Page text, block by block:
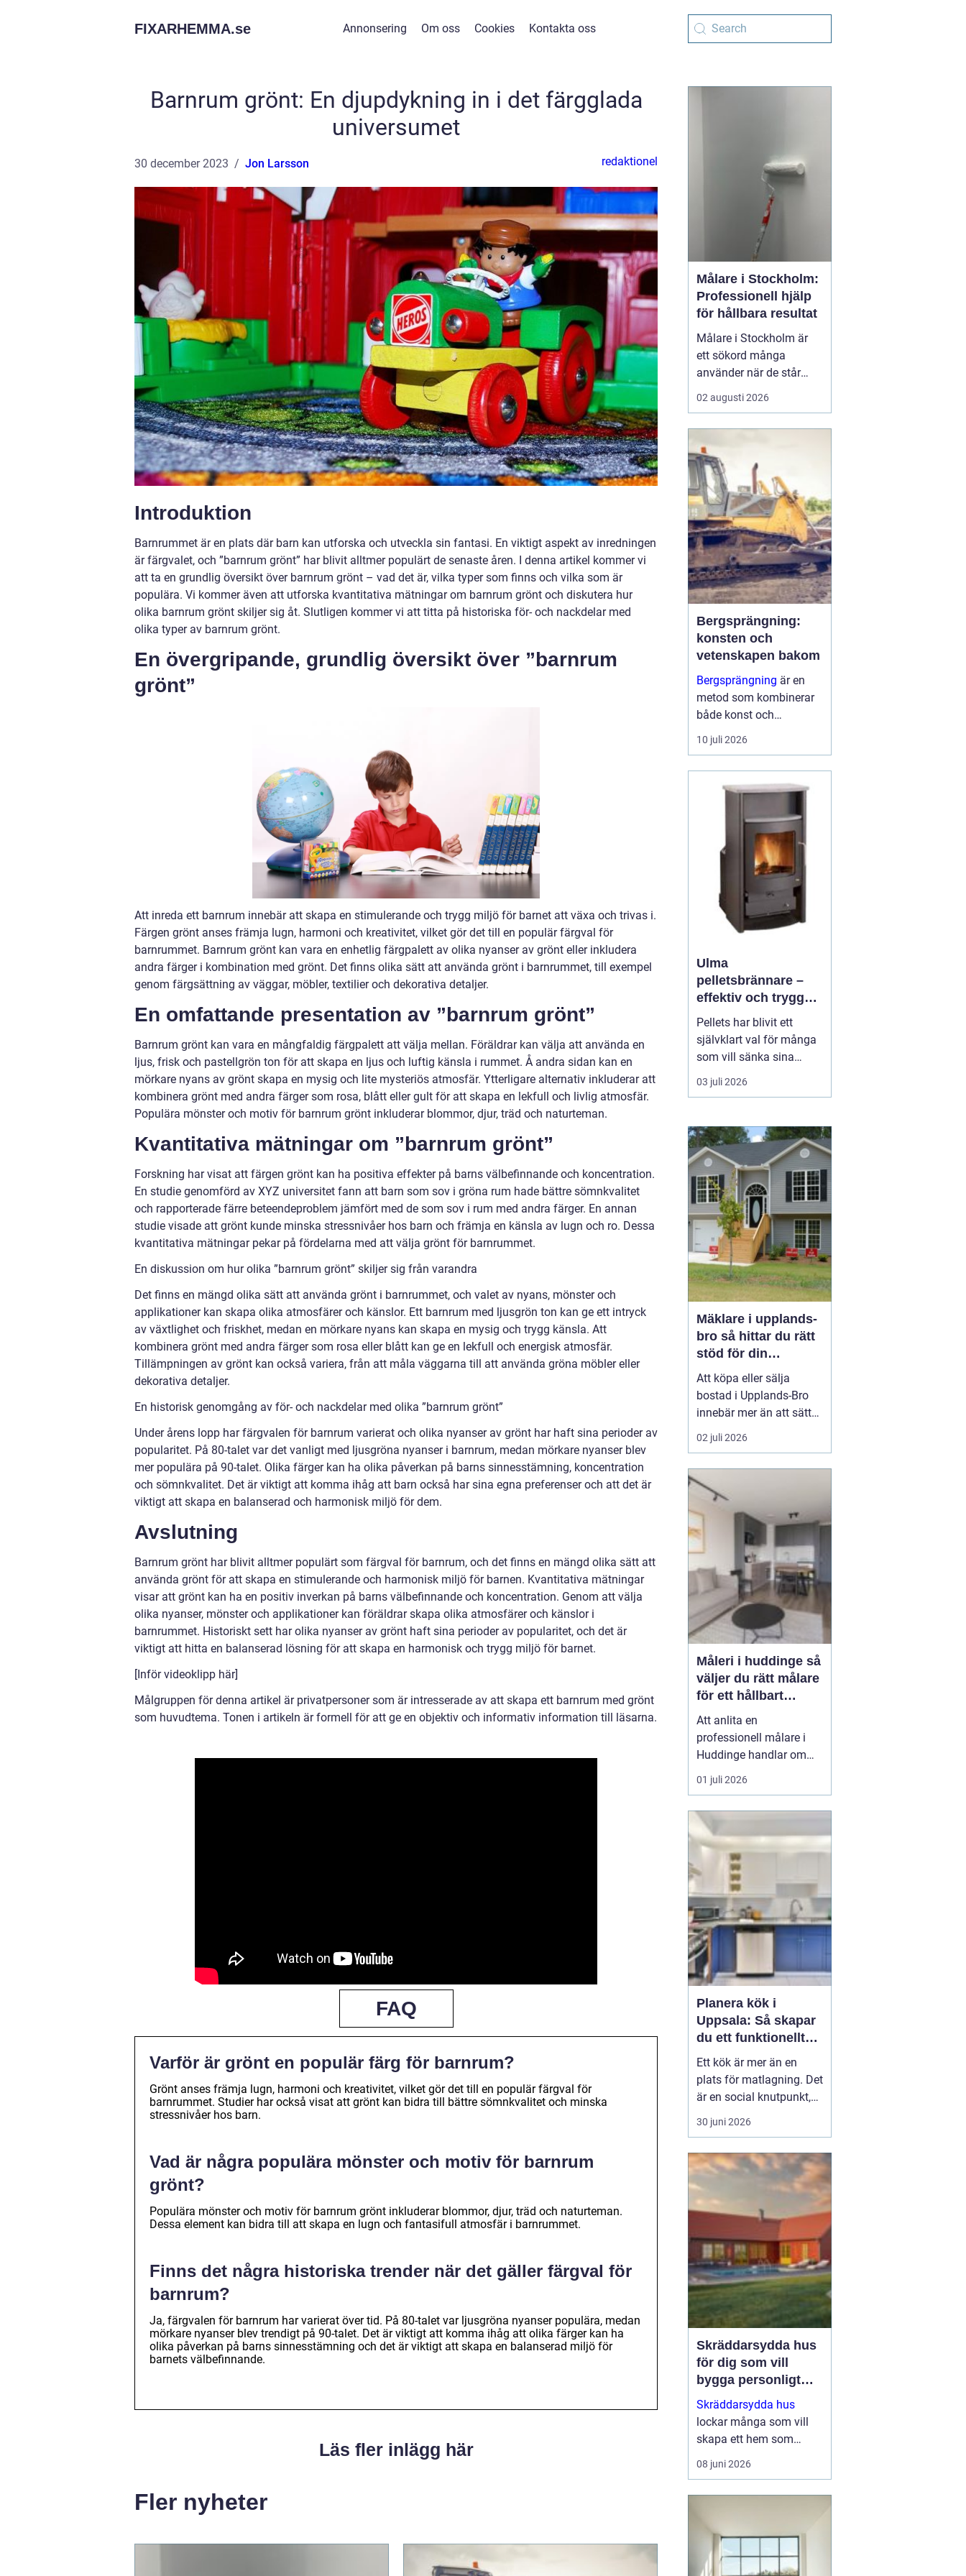
FIXARHEMMA.se Annonsering Om oss Cookies Kontakta oss
Barnrum grönt: En djupdykning in i det färgglada
universumet
30 december 2023 Jon Larsson redaktionel
Introduktion
Barnrummet är en plats där barn kan utforska och utveckla sin fantasi. En viktigt aspekt av inredningen
är färgvalet, och ”barnrum grönt” har blivit alltmer populärt de senaste åren. I denna artikel kommer vi
att ta en grundlig översikt över barnrum grönt – vad det är, vilka typer som finns och vilka som är
populära. Vi kommer även att utforska kvantitativa mätningar om barnrum grönt och diskutera hur
olika barnrum grönt skiljer sig åt. Slutligen kommer vi att titta på historiska för- och nackdelar med
olika typer av barnrum grönt.
En övergripande, grundlig översikt över ”barnrum
grönt”
Att inreda ett barnrum innebär att skapa en stimulerande och trygg miljö för barnet att växa och trivas i.
Färgen grönt anses främja lugn, harmoni och kreativitet, vilket gör det till en populär färgval för
barnrummet. Barnrum grönt kan vara en enhetlig färgpalett av olika nyanser av grönt eller inkludera
andra färger i kombination med grönt. Det finns olika sätt att använda grönt i barnrummet, till exempel
genom färgsättning av väggar, möbler, textilier och dekorativa detaljer.
En omfattande presentation av ”barnrum grönt”
Barnrum grönt kan vara en mångfaldig färgpalett att välja mellan. Föräldrar kan välja att använda en
ljus, frisk och pastellgrön ton för att skapa en ljus och luftig känsla i rummet. Å andra sidan kan en
mörkare nyans av grönt skapa en mysig och lite mysteriös atmosfär. Ytterligare alternativ inkluderar att
kombinera grönt med andra färger som rosa, blått eller gult för att skapa en lekfull och livlig atmosfär.
Populära mönster och motiv för barnrum grönt inkluderar blommor, djur, träd och naturteman.
Kvantitativa mätningar om ”barnrum grönt”
Forskning har visat att färgen grönt kan ha positiva effekter på barns välbefinnande och koncentration.
En studie genomförd av XYZ universitet fann att barn som sov i gröna rum hade bättre sömnkvalitet
och rapporterade färre beteendeproblem jämfört med de som sov i rum med andra färger. En annan
studie visade att grönt kunde minska stressnivåer hos barn och främja en känsla av lugn och ro. Dessa
kvantitativa mätningar pekar på fördelarna med att välja grönt för barnrummet.
En diskussion om hur olika ”barnrum grönt” skiljer sig från varandra
Det finns en mängd olika sätt att använda grönt i barnrummet, och valet av nyans, mönster och
applikationer kan skapa olika atmosfärer och känslor. Ett barnrum med ljusgrön ton kan ge ett intryck
av växtlighet och friskhet, medan en mörkare nyans kan skapa en mysig och trygg känsla. Att
kombinera grönt med andra färger som rosa eller blått kan ge en lekfull och energisk atmosfär.
Tillämpningen av grönt kan också variera, från att måla väggarna till att använda gröna möbler eller
dekorativa detaljer.
En historisk genomgång av för- och nackdelar med olika ”barnrum grönt”
Under årens lopp har färgvalen för barnrum varierat och olika nyanser av grönt har haft sina perioder av
popularitet. På 80-talet var det vanligt med ljusgröna nyanser i barnrum, medan mörkare nyanser blev
mer populära på 90-talet. Olika färger kan ha olika påverkan på barns sinnesstämning, koncentration
och sömnkvalitet. Det är viktigt att komma ihåg att barn också har sina egna preferenser och att det är
viktigt att skapa en balanserad och harmonisk miljö för dem.
Avslutning
Barnrum grönt har blivit alltmer populärt som färgval för barnrum, och det finns en mängd olika sätt att
använda grönt för att skapa en stimulerande och harmonisk miljö för barnen. Kvantitativa mätningar
visar att grönt kan ha en positiv inverkan på barns välbefinnande och koncentration. Genom att välja
olika nyanser, mönster och applikationer kan föräldrar skapa olika atmosfärer och känslor i
barnrummet. Historiskt sett har olika nyanser av grönt haft sina perioder av popularitet, och det är
viktigt att hitta en balanserad lösning för att skapa en harmonisk och trygg miljö för barnet.
[Inför videoklipp här]
Målgruppen för denna artikel är privatpersoner som är intresserade av att skapa ett barnrum med grönt
som huvudtema. Tonen i artikeln är formell för att ge en objektiv och informativ information till läsarna.
FAQ
Varför är grönt en populär färg för barnrum?
Grönt anses främja lugn, harmoni och kreativitet, vilket gör det till en populär färgval för
barnrummet. Studier har också visat att grönt kan bidra till bättre sömnkvalitet och minska
stressnivåer hos barn.
Vad är några populära mönster och motiv för barnrum
grönt?
Populära mönster och motiv för barnrum grönt inkluderar blommor, djur, träd och naturteman.
Dessa element kan bidra till att skapa en lugn och fantasifull atmosfär i barnrummet.
Finns det några historiska trender när det gäller färgval för
barnrum?
Ja, färgvalen för barnrum har varierat över tid. På 80-talet var ljusgröna nyanser populära, medan
mörkare nyanser blev trendigt på 90-talet. Det är viktigt att komma ihåg att olika färger kan ha
olika påverkan på barns sinnesstämning och det är viktigt att skapa en balanserad miljö för
barnets välbefinnande.
Läs fler inlägg här
Fler nyheter
Målare i Stockholm:
Professionell hjälp
för hållbara resultat
Målare i Stockholm är
ett sökord många
använder när de står
inför ett större eller
mindre måleriprojekt i
och vill hitta en trygg
fackman. När en bostad,
lokal el...
02 augusti 2026
Bergsprängning:
konsten och
vetenskapen bakom
Bergsprängning är en
metod som kombinerar
både konst och
vetenskap för att bryta
ner och avlägsna
stadsmiljöerna och
Stockholm spelar
10 juli 2026
Ulma
pelletsbrännare –
effektiv och trygg
uppvärmning med
pellets
Pellets har blivit ett
självklart val för många
som vill sänka sina
uppvärmningskostnader
och samtidigt minska
modern pelletsbrännare
ger hög verkningsgrad,
jämn värme och rel...
03 juli 2026
Mäklare i upplands-
bro så hittar du rätt
stöd för din
bostadsaffär
Att köpa eller sälja
bostad i Upplands-Bro
innebär mer än att sätta
upp en annons och
vänta in bud. Marknaden
dynamik, särskilt med
närheten till Mälaren,
pendeltåg mot
Stockholm och en
blandning av villor,
radhus, bostadsrätter
oc...
02 juli 2026
Måleri i huddinge så
väljer du rätt målare
för ett hållbart
resultat
Att anlita en
professionell målare i
Huddinge handlar om
mycket mer än att få nya
färger på väggarna. Det
kvalitet och ett resultat
som håller i många år.
Med rätt målerifirma kan
du höja värdet på din
bostad, skapa ett
trivsamt ...
01 juli 2026
Planera kök i
Uppsala: Så skapar
du ett funktionellt
och hållbart kök
Ett kök är mer än en
plats för matlagning. Det
är en social knutpunkt,
en arbetsplats och ofta
hemmets mest använda
ser över sitt kök i
Uppsala handlar det
därför säl...
30 juni 2026
Skräddarsydda hus
för dig som vill
bygga personligt
och hållbart
Skräddarsydda hus
lockar många som vill
skapa ett hem som
verkligen speglar deras
liv, smak och vardag.
genomtä...
08 juni 2026